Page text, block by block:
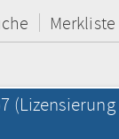
Merkliste